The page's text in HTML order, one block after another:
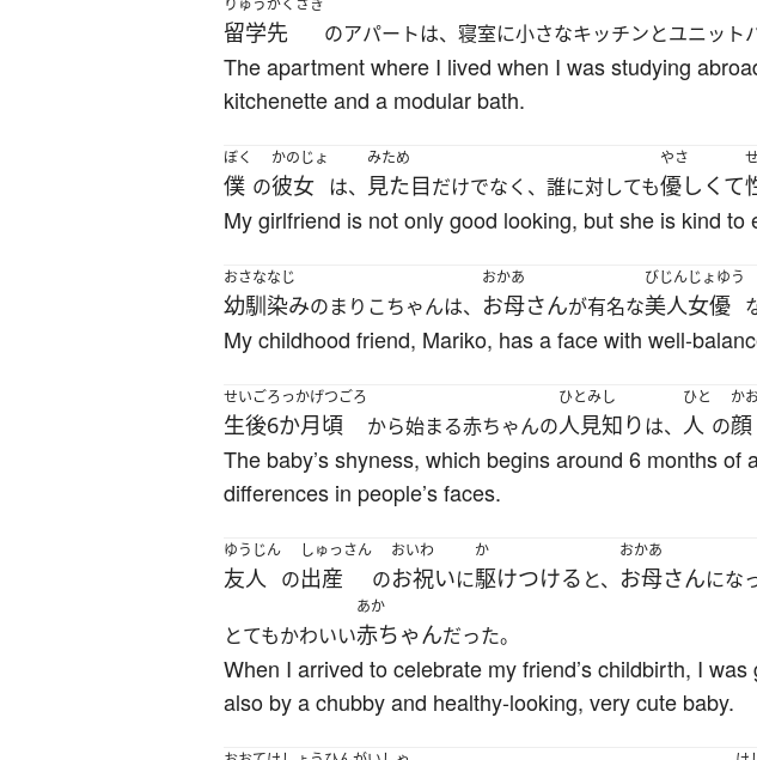
りゅうがくさき
留学先 のアパートは、寝室に小さなキッチンとユニット
The apartment where I lived when I was studying
kitchenette and a modular bath.
ぼく
僕 の
かのじょ
彼女 は、
みため
見た目だけでなく、誰に対しても
やさ
優しくて
My girlfriend is not only good looking, but she is kind
おさななじ
幼馴染みのまりこちゃんは、
おかあ
お母さんが有名な
びじんじょゆう
美人女優
My childhood friend, Mariko, has a face with well-
せいご
生後
ろっかげつごろ
6か月頃 から始まる赤ちゃんの
ひとみし
人見知りは、
ひと
人 の
か
顔
The baby’s shyness, which begins around 6 months
differences in people’s faces.
ゆうじん
友人 の
しゅっさん
出産 の
おいわ
お祝いに
か
駆けつける と、
おかあ
お母さんにな
とてもかわいい
あか
赤ちゃんだった。
When I arrived to celebrate my friend’s childbirth, I
also by a chubby and healthy-looking, very cute baby.